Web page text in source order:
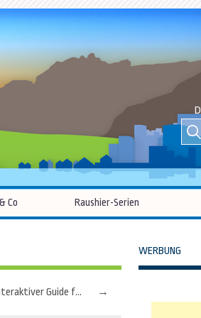
nach:
Co Raushier-Serien
→
Zeitreisen im Pfaffenwinkel: Neuer interaktiver Guide führt durch Steingaden
WERBUNG